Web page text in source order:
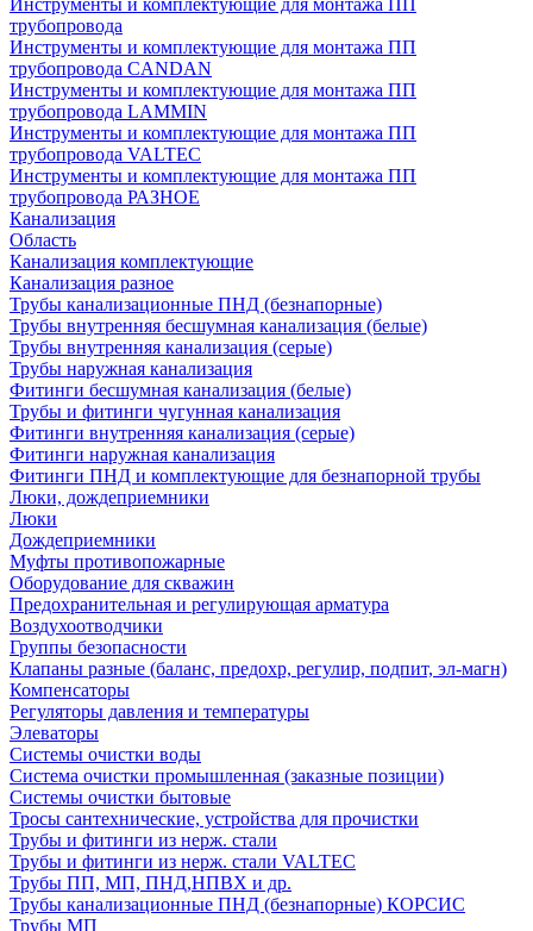
Инструменты и комплектующие для монтажа ПП
трубопровода
Инструменты и комплектующие для монтажа ПП
трубопровода CANDAN
Инструменты и комплектующие для монтажа ПП
трубопровода LAMMIN
Инструменты и комплектующие для монтажа ПП
трубопровода VALTEC
Инструменты и комплектующие для монтажа ПП
трубопровода РАЗНОЕ
Канализация
Область
Канализация комплектующие
Канализация разное
Трубы канализационные ПНД (безнапорные)
Трубы внутренняя бесшумная канализация (белые)
Трубы внутренняя канализация (серые)
Трубы наружная канализация
Фитинги бесшумная канализация (белые)
Трубы и фитинги чугунная канализация
Фитинги внутренняя канализация (серые)
Фитинги наружная канализация
Фитинги ПНД и комплектующие для безнапорной трубы
Люки, дождеприемники
Люки
Дождеприемники
Муфты противопожарные
Оборудование для скважин
Предохранительная и регулирующая арматура
Воздухоотводчики
Группы безопасности
Клапаны разные (баланс, предохр, регулир, подпит, эл-магн)
Компенсаторы
Регуляторы давления и температуры
Элеваторы
Системы очистки воды
Система очистки промышленная (заказные позиции)
Системы очистки бытовые
Тросы сантехнические, устройства для прочистки
Трубы и фитинги из нерж. стали
Трубы и фитинги из нерж. стали VALTEC
Трубы ПП, МП, ПНД,НПВХ и др.
Трубы канализационные ПНД (безнапорные) КОРСИС
Трубы МП